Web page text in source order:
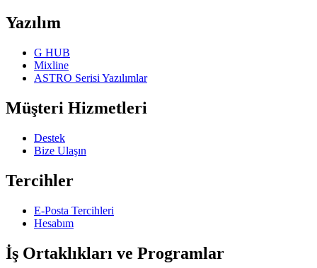
Yazılım
G HUB
Mixline
ASTRO Serisi Yazılımlar
Müşteri Hizmetleri
Destek
Bize Ulaşın
Tercihler
E-Posta Tercihleri
Hesabım
İş Ortaklıkları ve Programlar